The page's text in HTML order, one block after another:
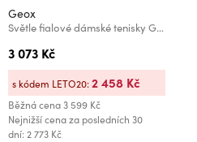
Geox
Světle fialové dámské tenisky Geox Gxrn-02
3 073 Kč
Běžná cena3 599 Kč
Nejnižší cena za posledních 30
dní: 2 773 Kč
s kódem LETO20:2 458 Kč